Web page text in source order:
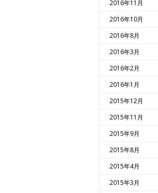
2016年11月
2016年10月
2016年8月
2016年3月
2016年2月
2016年1月
2015年12月
2015年11月
2015年9月
2015年8月
2015年4月
2015年3月